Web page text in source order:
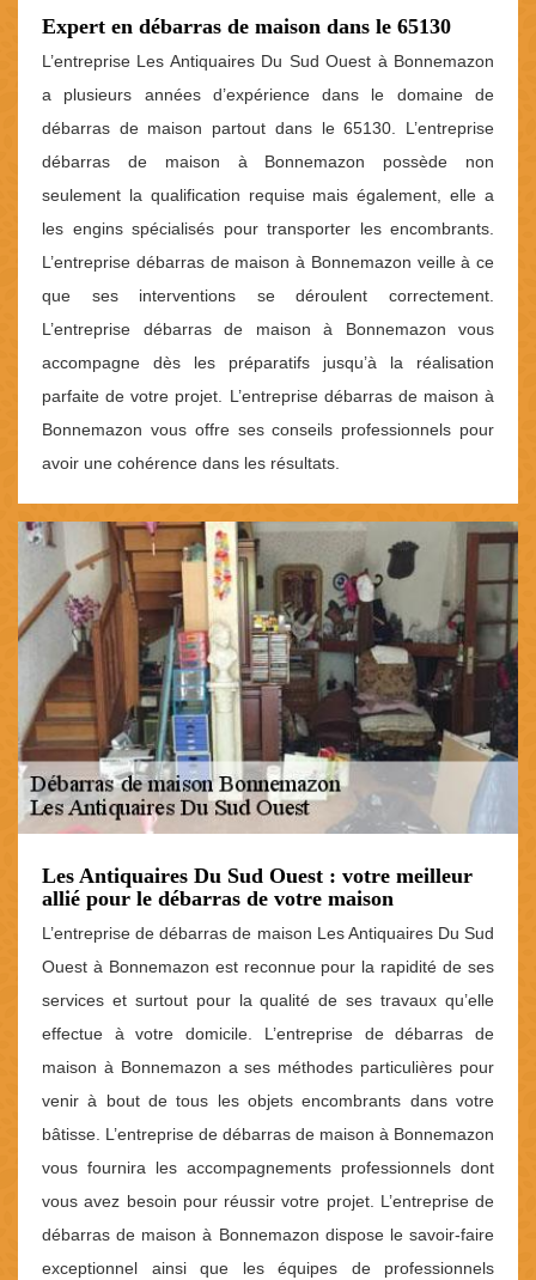
Expert en débarras de maison dans le 65130
L’entreprise Les Antiquaires Du Sud Ouest à Bonnemazon
a plusieurs années d’expérience dans le domaine de
débarras de maison partout dans le 65130. L’entreprise
débarras de maison à Bonnemazon possède non
seulement la qualification requise mais également, elle a
les engins spécialisés pour transporter les encombrants.
L’entreprise débarras de maison à Bonnemazon veille à ce
que ses interventions se déroulent correctement.
L’entreprise débarras de maison à Bonnemazon vous
accompagne dès les préparatifs jusqu’à la réalisation
parfaite de votre projet. L’entreprise débarras de maison à
Bonnemazon vous offre ses conseils professionnels pour
avoir une cohérence dans les résultats.
Les Antiquaires Du Sud Ouest : votre meilleur
allié pour le débarras de votre maison
L’entreprise de débarras de maison Les Antiquaires Du Sud
Ouest à Bonnemazon est reconnue pour la rapidité de ses
services et surtout pour la qualité de ses travaux qu’elle
effectue à votre domicile. L’entreprise de débarras de
maison à Bonnemazon a ses méthodes particulières pour
venir à bout de tous les objets encombrants dans votre
bâtisse. L’entreprise de débarras de maison à Bonnemazon
vous fournira les accompagnements professionnels dont
vous avez besoin pour réussir votre projet. L’entreprise de
débarras de maison à Bonnemazon dispose le savoir-faire
exceptionnel ainsi que les équipes de professionnels